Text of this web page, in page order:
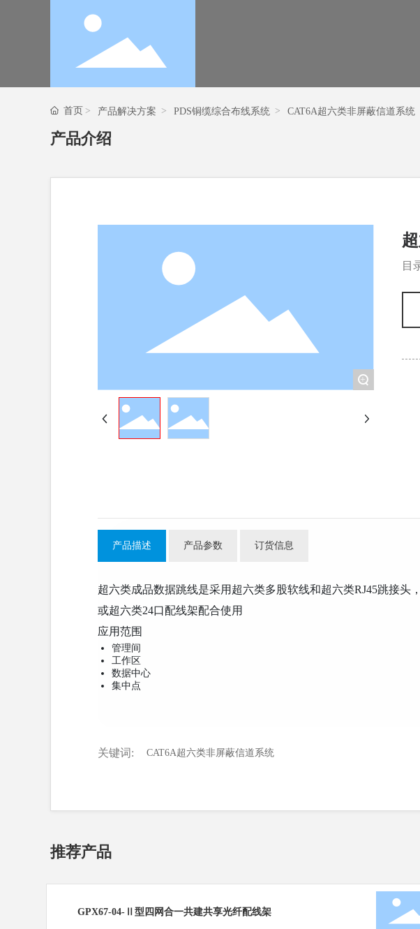
首页 产品解决方案 PDS铜缆综合布线系统 CAT6A超六类非屏蔽信道系统
产品介绍
+
目
产品描述 产品参数 订货信息
超六类成品数据跳线是采用超六类多股软线和超六类RJ45跳接
或超六类24口配线架配合使用
应用范围
管理间
工作区
数据中心
集中点
关键词: CAT6A超六类非屏蔽信道系统
推荐产品
GPX67-04-Ⅱ型四网合一共建共享光纤配线架